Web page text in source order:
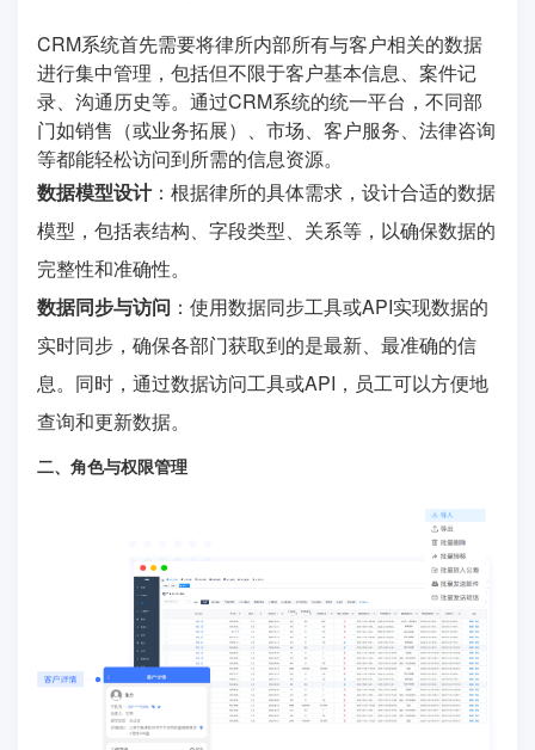
CRM系统首先需要将律所内部所有与客户相关的数据
进行集中管理，包括但不限于客户基本信息、案件记
录、沟通历史等。通过CRM系统的统一平台，不同部
门如销售（或业务拓展）、市场、客户服务、法律咨询
等都能轻松访问到所需的信息资源。
数据模型设计：根据律所的具体需求，设计合适的数据
模型，包括表结构、字段类型、关系等，以确保数据的
完整性和准确性。
数据同步与访问 ：使用数据同步工具或API实现数据的
实时同步，确保各部门获取到的是最新、最准确的信
息。同时，通过数据访问工具或API，员工可以方便地
查询和更新数据。
二、角色与权限管理